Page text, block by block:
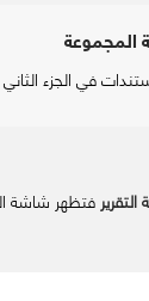
المجموعة
في الجزء
فتظهر شاشة